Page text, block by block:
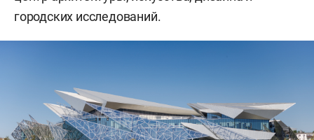
городских исследований.